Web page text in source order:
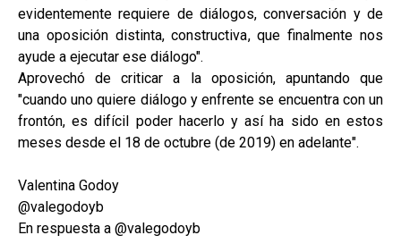
evidentemente requiere de diálogos, conversación y de
una oposición distinta, constructiva, que finalmente nos
ayude a ejecutar ese diálogo".
Aprovechó de criticar a la oposición, apuntando que
"cuando uno quiere diálogo y enfrente se encuentra con un
frontón, es difícil poder hacerlo y así ha sido en estos
meses desde el 18 de octubre (de 2019) en adelante".
Valentina Godoy
@valegodoyb
En respuesta a @valegodoyb